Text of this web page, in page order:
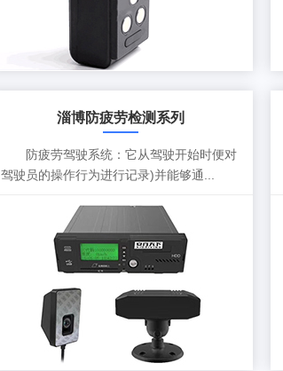
淄博防疲劳检测系列
防疲劳驾驶系统：它从驾驶开始时便对
驾驶员的操作行为进行记录)并能够通...